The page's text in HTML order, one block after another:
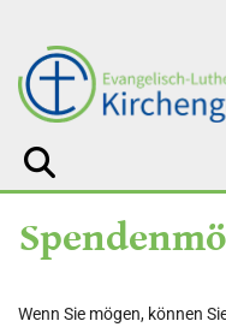
Wenn Sie mögen, können